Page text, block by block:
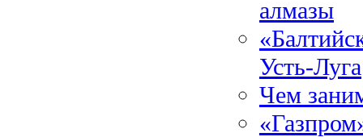
алмазы
Усть-Луга
Чем